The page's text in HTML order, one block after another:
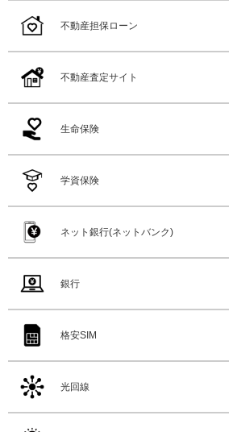
不動産担保ローン
不動産査定サイト
生命保険
学資保険
ネット銀行(ネットバンク)
銀行
格安SIM
光回線